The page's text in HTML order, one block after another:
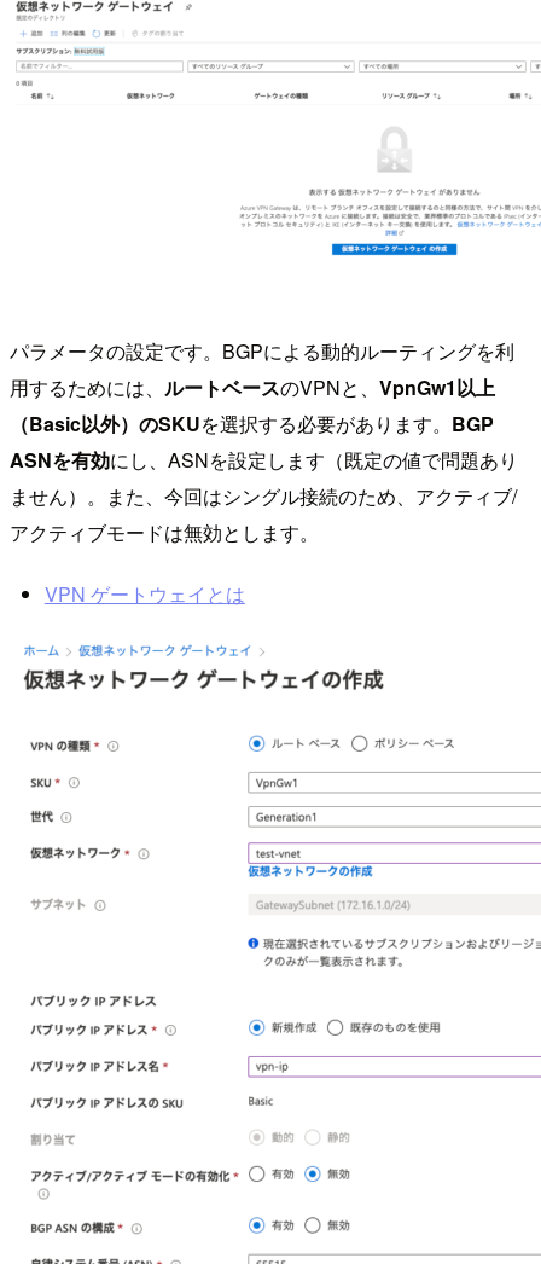
パラメータの設定です。BGPによる動的ルーティングを利
用するためには、 ルートベースのVPNと、 VpnGw1以上
（Basic以外）のSKUを選択する必要があります。 BGP
ASNを有効にし、ASNを設定します（既定の値で問題あり
ません）。また、今回はシングル接続のため、アクティブ/
アクティブモードは無効とします。
VPN ゲートウェイとは